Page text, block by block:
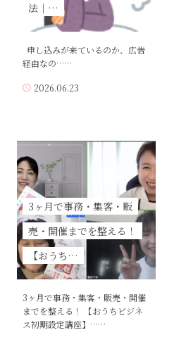
法｜…
申し込みが来ているのか、広告
経由なの……
2026.06.23
3ヶ月で事務・集客・販
売・開催までを整える！
【おうち…
3ヶ月で事務・集客・販売・開催
までを整える！ 【おうちビジネ
ス初期設定講座】……